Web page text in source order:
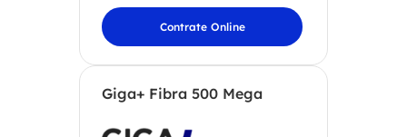
Contrate Online
Giga+ Fibra 500 Mega